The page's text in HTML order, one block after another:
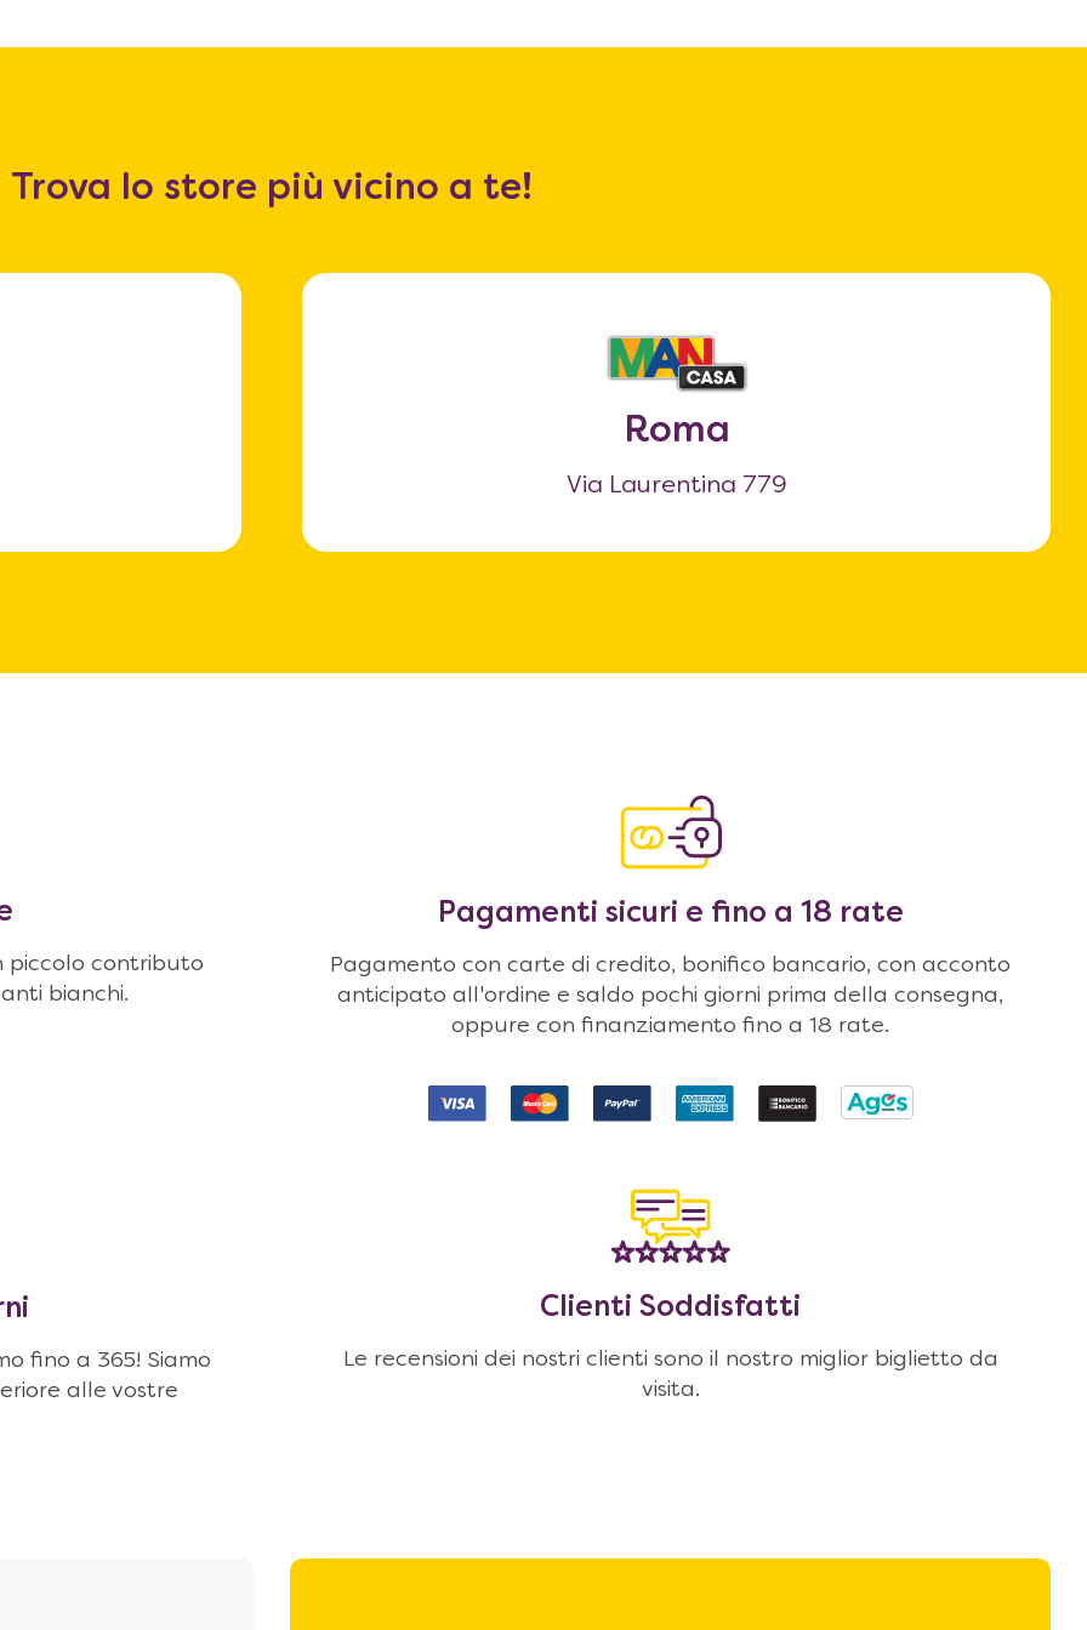
Trova lo store più vicino a te!
Roma
Via Laurentina 779
piccolo contributo
bianchi.
Pagamenti sicuri e fino a 18 rate
Pagamento con carte di credito, bonifico bancario, con acconto
anticipato all'ordine e saldo pochi giorni prima della consegna,
oppure con finanziamento fino a 18 rate.
fino a 365! Siamo
alle vostre
Clienti Soddisfatti
Le recensioni dei nostri clienti sono il nostro miglior biglietto da
visita.